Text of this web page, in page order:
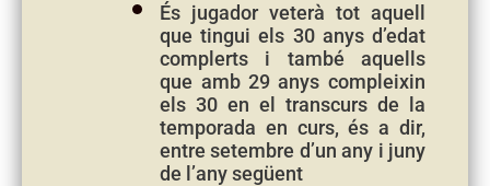
És jugador veterà tot aquell
que tingui els 30 anys d’edat
complerts i també aquells
que amb 29 anys compleixin
els 30 en el transcurs de la
temporada en curs, és a dir,
entre setembre d’un any i juny
de l’any següent